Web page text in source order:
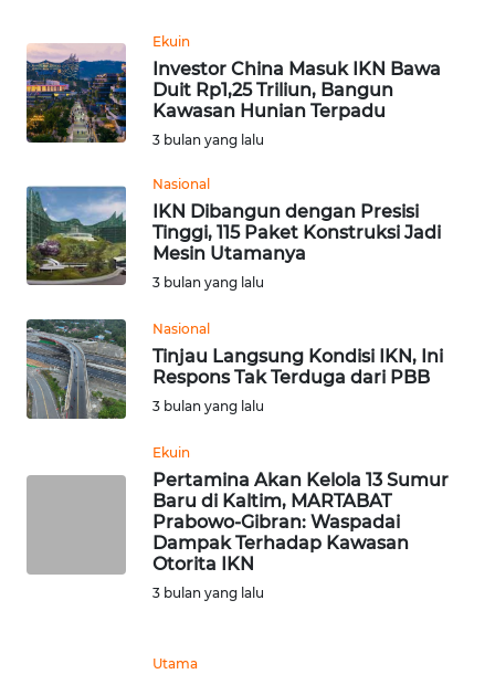
Ekuin
Investor China Masuk IKN Bawa
Duit Rp1,25 Triliun, Bangun
Kawasan Hunian Terpadu
3 bulan yang lalu
Nasional
IKN Dibangun dengan Presisi
Tinggi, 115 Paket Konstruksi Jadi
Mesin Utamanya
3 bulan yang lalu
Nasional
Tinjau Langsung Kondisi IKN, Ini
Respons Tak Terduga dari PBB
3 bulan yang lalu
Ekuin
Pertamina Akan Kelola 13 Sumur
Baru di Kaltim, MARTABAT
Prabowo-Gibran: Waspadai
Dampak Terhadap Kawasan
Otorita IKN
3 bulan yang lalu
Utama
WN
NIAS
WN
LANGKAT
WN
TAPANULI
SELATAN
TANJUNG
LESUNG
WN
WN